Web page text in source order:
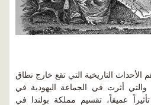
التاريخية التي تقع خارج نطاق
والتي أثرت في الجماعة اليهودية في
عميقاً، تقسيم مملكة بولندا في